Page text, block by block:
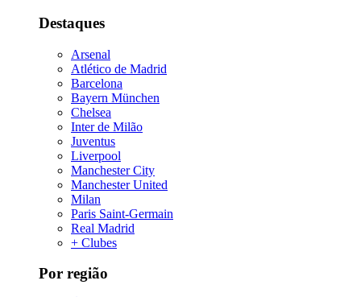
Destaques
Arsenal
Atlético de Madrid
Barcelona
Bayern München
Chelsea
Inter de Milão
Juventus
Liverpool
Manchester City
Manchester United
Milan
Paris Saint-Germain
Real Madrid
+ Clubes
Por região